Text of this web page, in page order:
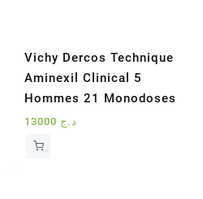
Vichy Dercos Technique
Aminexil Clinical 5
Hommes 21 Monodoses
د.ج